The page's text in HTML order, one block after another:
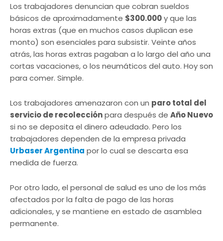
Los trabajadores denuncian que cobran sueldos
básicos de aproximadamente $300.000y que las
horas extras (que en muchos casos duplican ese
monto) son esenciales para subsistir. Veinte años
atrás, las horas extras pagaban a lo largo del año una
cortas vacaciones, o los neumáticos del auto. Hoy son
para comer. Simple.
Los trabajadores amenazaron con un paro total del
servicio de recolecciónpara después de Año Nuevo
si no se deposita el dinero adeudado. Pero los
trabajadores dependen de la empresa privada
Urbaser Argentina por lo cual se descarta esa
medida de fuerza.
Por otro lado, el personal de salud es uno de los más
afectados por la falta de pago de las horas
adicionales, y se mantiene en estado de asamblea
permanente.